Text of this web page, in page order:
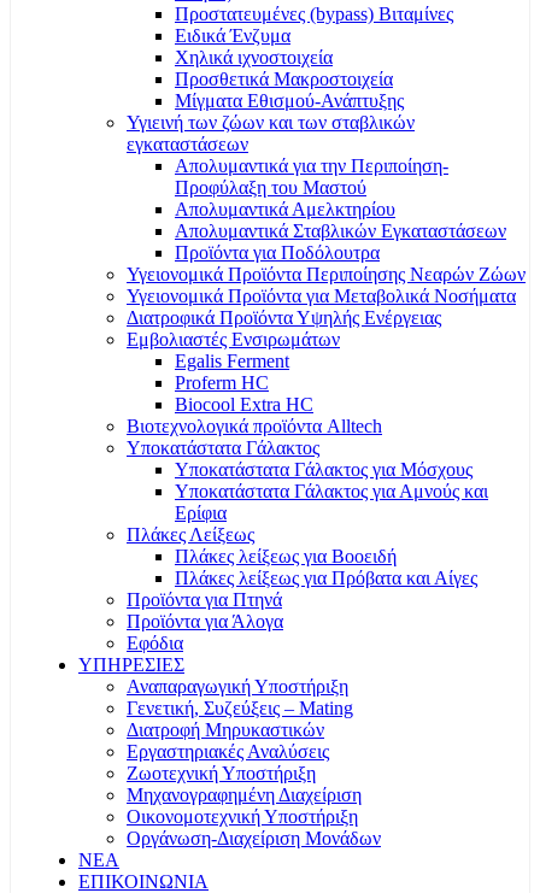
Προστατευμένες (bypass) Βιταμίνες
Ειδικά Ένζυμα
Χηλικά ιχνοστοιχεία
Προσθετικά Μακροστοιχεία
Μίγματα Εθισμού-Ανάπτυξης
Υγιεινή των ζώων και των σταβλικών
εγκαταστάσεων
Απολυμαντικά για την Περιποίηση-
Προφύλαξη του Μαστού
Απολυμαντικά Αμελκτηρίου
Απολυμαντικά Σταβλικών Εγκαταστάσεων
Προϊόντα για Ποδόλουτρα
Υγειονομικά Προϊόντα Περιποίησης Νεαρών Ζώων
Υγειονομικά Προϊόντα για Μεταβολικά Νοσήματα
Διατροφικά Προϊόντα Υψηλής Ενέργειας
Εμβολιαστές Ενσιρωμάτων
Egalis Ferment
Proferm HC
Biocool Extra HC
Βιοτεχνολογικά προϊόντα Alltech
Υποκατάστατα Γάλακτος
Υποκατάστατα Γάλακτος για Μόσχους
Υποκατάστατα Γάλακτος για Αμνούς και
Ερίφια
Πλάκες Λείξεως
Πλάκες λείξεως για Βοοειδή
Πλάκες λείξεως για Πρόβατα και Αίγες
Προϊόντα για Πτηνά
Προϊόντα για Άλογα
Εφόδια
ΥΠΗΡΕΣΙΕΣ
Αναπαραγωγική Υποστήριξη
Γενετική, Συζεύξεις – Mating
Διατροφή Μηρυκαστικών
Εργαστηριακές Αναλύσεις
Ζωοτεχνική Υποστήριξη
Μηχανογραφημένη Διαχείριση
Οικονομοτεχνική Υποστήριξη
Οργάνωση-Διαχείριση Μονάδων
ΝΕΑ
ΕΠΙΚΟΙΝΩΝΙΑ